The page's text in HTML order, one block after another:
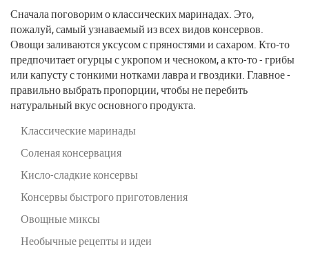
Сначала поговорим о классических маринадах. Это,
пожалуй, самый узнаваемый из всех видов консервов.
Овощи заливаются уксусом с пряностями и сахаром. Кто-то
предпочитает огурцы с укропом и чесноком, а кто-то - грибы
или капусту с тонкими нотками лавра и гвоздики. Главное -
правильно выбрать пропорции, чтобы не перебить
натуральный вкус основного продукта.
Классические маринады
Соленая консервация
Кисло-сладкие консервы
Консервы быстрого приготовления
Овощные миксы
Необычные рецепты и идеи